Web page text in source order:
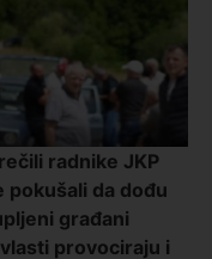
radnike JKP
pokušali da dođu
građani
provociraju i